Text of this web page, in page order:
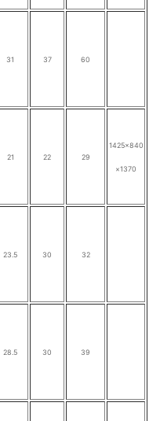
31 37 60
21 22 29
1425×840
×1370
23.5 30 32
28.5 30 39